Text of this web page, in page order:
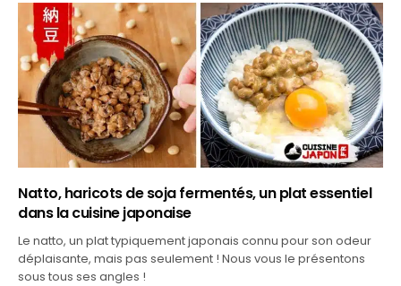
Natto, haricots de soja fermentés, un plat essentiel
dans la cuisine japonaise
Le natto, un plat typiquement japonais connu pour son odeur
déplaisante, mais pas seulement ! Nous vous le présentons
sous tous ses angles !